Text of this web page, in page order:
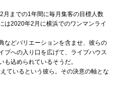
までの1年間に毎月集客の目標人数
は2020年2月に横浜でのワンマンライ
などバリエーションを含ませ、彼らの
ブへの入り口を広げて、ライブハウス
込められているそうだ。
ているという彼ら。その決意の軸とな